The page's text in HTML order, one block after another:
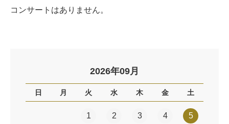
コンサートはありません。
2026年09月
日 月 火 水 木 金 土
1 2 3 4 5